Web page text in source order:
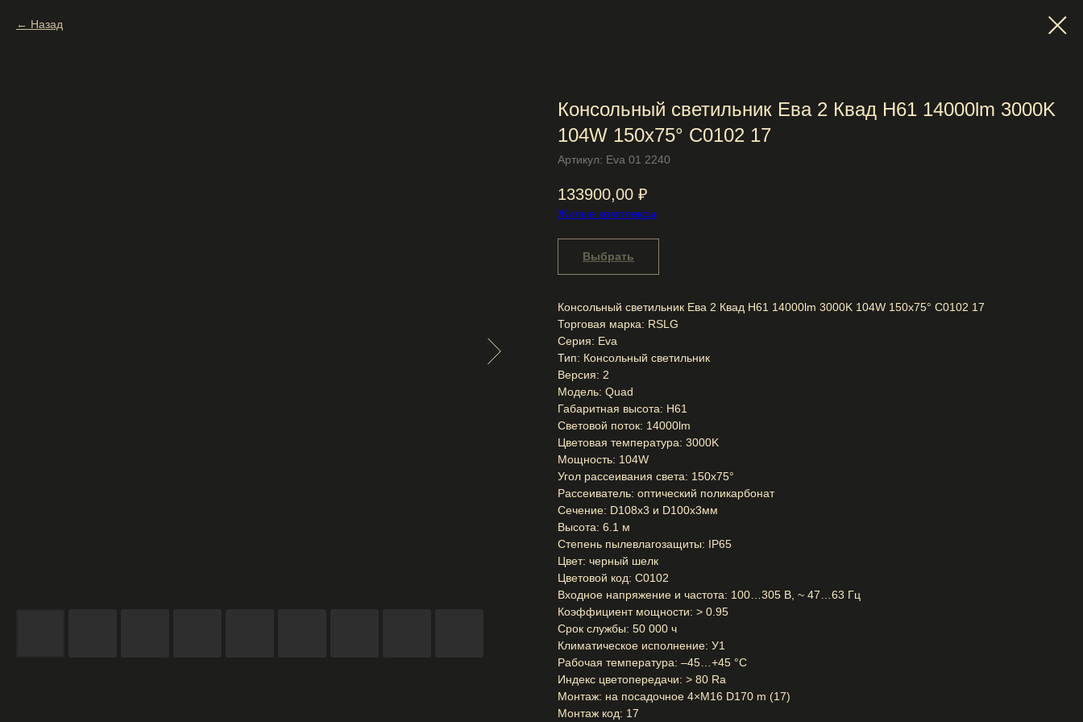
Назад
Консольный светильник Ева 2 Квад H61 14000lm 3000K
104W 150x75° C0102 17
Артикул: Eva 01 2240
133900,00 ₽
Жилые комплексы
Выбрать
Консольный светильник Ева 2 Квад H61 14000lm 3000K 104W 150x75° C0102 17
Торговая марка: RSLG
Серия: Eva
Тип: Консольный светильник
Версия: 2
Модель: Quad
Габаритная высота: H61
Световой поток: 14000lm
Цветовая температура: 3000K
Мощность: 104W
Угол рассеивания света: 150x75°
Рассеиватель: оптический поликарбонат
Сечение: D108x3 и D100x3мм
Выcота: 6.1 м
Степень пылевлагозащиты: IP65
Цвет: черный шелк
Цветовой код: C0102
Входное напряжение и частота: 100…305 В, ~ 47…63 Гц
Коэффициент мощности: > 0.95
Срок службы: 50 000 ч
Климатическое исполнение: У1
Рабочая температура: –45…+45 °С
Индекс цветопередачи: > 80 Ra
Монтаж: на посадочное 4×M16 D170 m (17)
Монтаж код: 17